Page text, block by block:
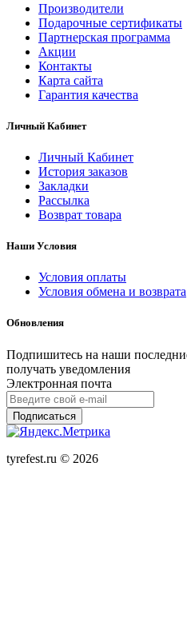
Производители
Подарочные сертификаты
Партнерская программа
Акции
Контакты
Карта сайта
Гарантия качества
Личный Кабинет
Личный Кабинет
История заказов
Закладки
Рассылка
Возврат товара
Наши Условия
Условия оплаты
Условия обмена и возврата
Обновления
Подпишитесь на наши
получать уведомления
Электронная почта
Подписаться
tyrefest.ru © 2026